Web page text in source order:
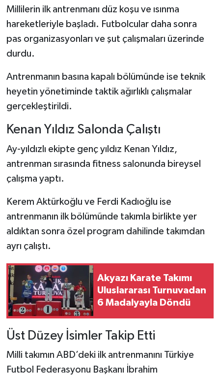
Millilerin ilk antrenmanı düz koşu ve ısınma
hareketleriyle başladı. Futbolcular daha sonra
pas organizasyonları ve şut çalışmaları üzerinde
durdu.
Antrenmanın basına kapalı bölümünde ise teknik
heyetin yönetiminde taktik ağırlıklı çalışmalar
gerçekleştirildi.
Kenan Yıldız Salonda Çalıştı
Ay-yıldızlı ekipte genç yıldız Kenan Yıldız,
antrenman sırasında fitness salonunda bireysel
çalışma yaptı.
Kerem Aktürkoğlu ve Ferdi Kadıoğlu ise
antrenmanın ilk bölümünde takımla birlikte yer
aldıktan sonra özel program dahilinde takımdan
ayrı çalıştı.
Akyazı Karate Takımı
Uluslararası Turnuvadan
6 Madalyayla Döndü
Üst Düzey İsimler Takip Etti
Milli takımın ABD’deki ilk antrenmanını Türkiye
Futbol Federasyonu Başkanı İbrahim